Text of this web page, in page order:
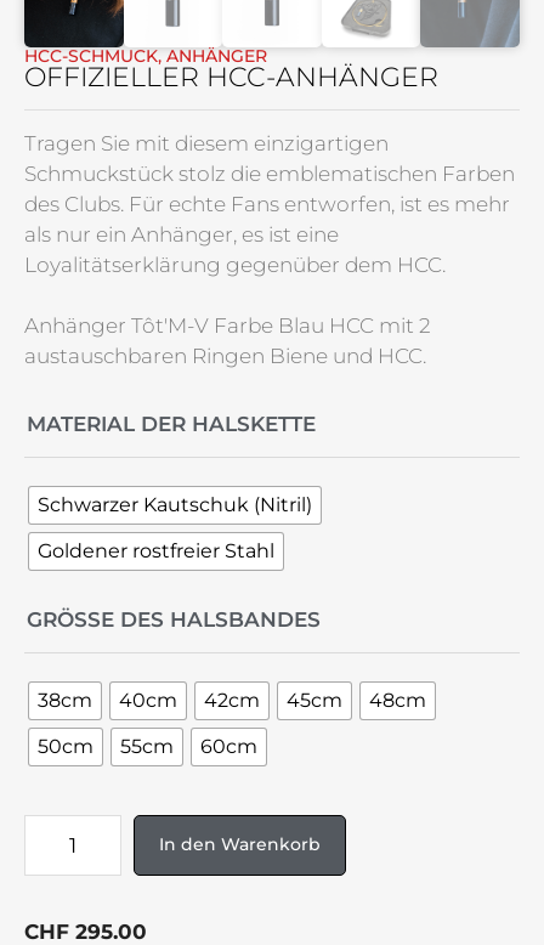
HCC-SCHMUCK, ANHÄNGER
OFFIZIELLER HCC-ANHÄNGER
Tragen Sie mit diesem einzigartigen
Schmuckstück stolz die emblematischen Farben
des Clubs. Für echte Fans entworfen, ist es mehr
als nur ein Anhänger, es ist eine
Loyalitätserklärung gegenüber dem HCC.
Anhänger Tôt'M-V Farbe Blau HCC mit 2
austauschbaren Ringen Biene und HCC.
MATERIAL DER HALSKETTE
Schwarzer Kautschuk (Nitril)
Goldener rostfreier Stahl
GRÖSSE DES HALSBANDES
38cm 40cm 42cm 45cm
48cm
50cm
55cm 60cm
In den Warenkorb
CHF 295.00